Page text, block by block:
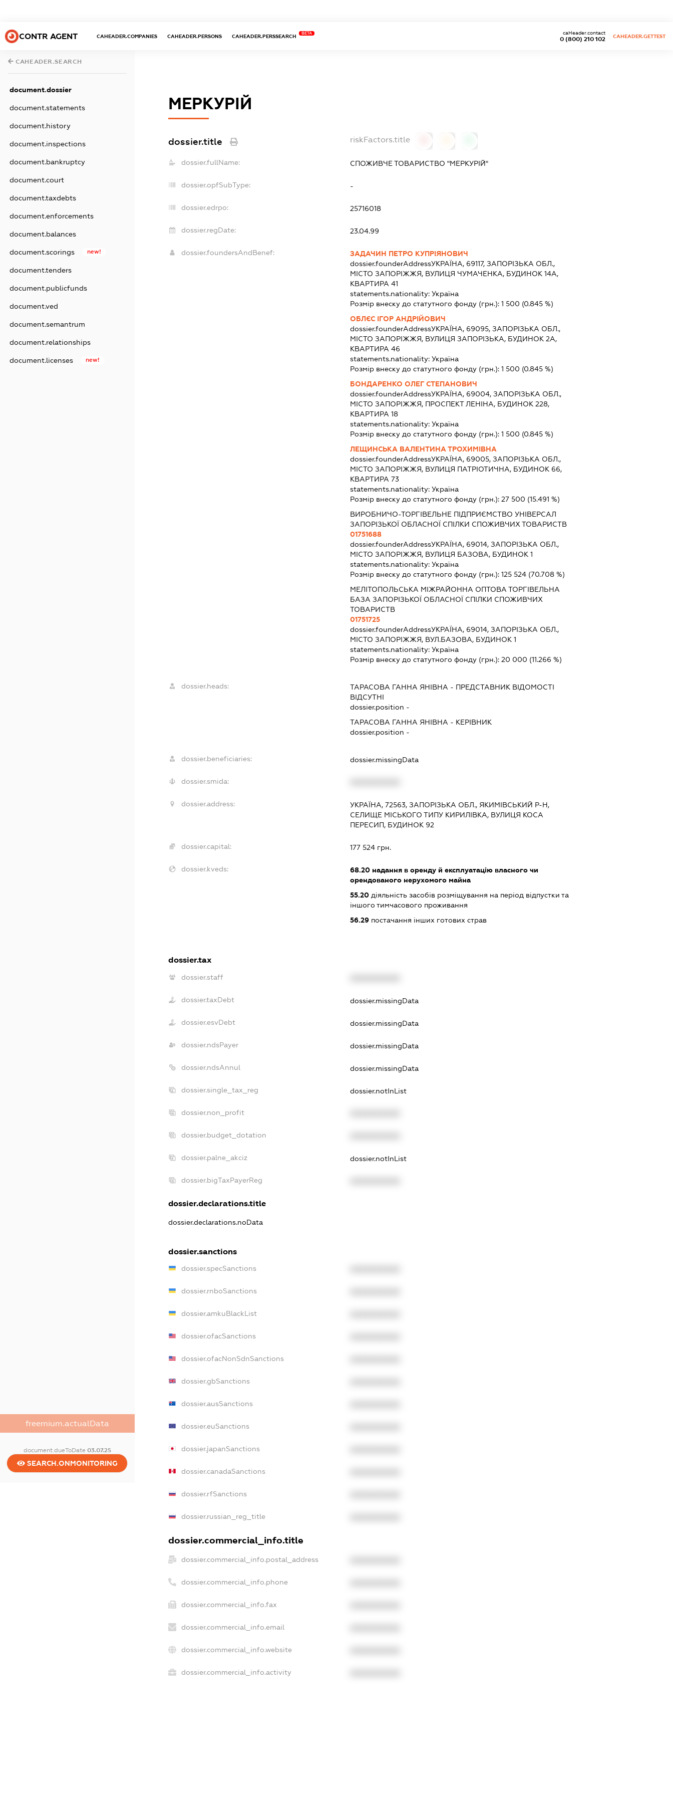
CONTR AGENT CAHEADER.COMPANIES CAHEADER.PERSONS CAHEADER.PERSSEARCH
BETA
0 (800) 210 102
caHeader.contact
CAHEADER.GETTEST
CAHEADER.SEARCH
document.dossier
document.statements
document.history
document.inspections
document.bankruptcy
document.court
document.taxdebts
document.enforcements
document.balances
document.scorings new!
document.tenders
document.publicfunds
document.ved
document.semantrum
document.relationships
document.licenses new!
freemium.actualData
document.dueToDate 03.07.25
SEARCH.ONMONITORING
МЕРКУРІЙ
dossier.title riskFactors.title
dossier.fullName: СПОЖИВЧЕ ТОВАРИСТВО "МЕРКУРІЙ"
dossier.opfSubType: -
dossier.edrpo: 25716018
dossier.regDate: 23.04.99
dossier.foundersAndBenef:
ЗАДАЧИН ПЕТРО КУПРІЯНОВИЧ
dossier.founderAddressУКРАЇНА, 69117, ЗАПОРІЗЬКА ОБЛ.,
МІСТО ЗАПОРІЖЖЯ, ВУЛИЦЯ ЧУМАЧЕНКА, БУДИНОК 14А,
КВАРТИРА 41
statements.nationality: Україна
Розмір внеску до статутного фонду (грн.): 1 500 (0.845 %)
ОБЛЄС ІГОР АНДРІЙОВИЧ
dossier.founderAddressУКРАЇНА, 69095, ЗАПОРІЗЬКА ОБЛ.,
МІСТО ЗАПОРІЖЖЯ, ВУЛИЦЯ ЗАПОРІЗЬКА, БУДИНОК 2А,
КВАРТИРА 46
statements.nationality: Україна
Розмір внеску до статутного фонду (грн.): 1 500 (0.845 %)
БОНДАРЕНКО ОЛЕГ СТЕПАНОВИЧ
dossier.founderAddressУКРАЇНА, 69004, ЗАПОРІЗЬКА ОБЛ.,
МІСТО ЗАПОРІЖЖЯ, ПРОСПЕКТ ЛЕНІНА, БУДИНОК 228,
КВАРТИРА 18
statements.nationality: Україна
Розмір внеску до статутного фонду (грн.): 1 500 (0.845 %)
ЛЕЩИНСЬКА ВАЛЕНТИНА ТРОХИМІВНА
dossier.founderAddressУКРАЇНА, 69005, ЗАПОРІЗЬКА ОБЛ.,
МІСТО ЗАПОРІЖЖЯ, ВУЛИЦЯ ПАТРІОТИЧНА, БУДИНОК 66,
КВАРТИРА 73
statements.nationality: Україна
Розмір внеску до статутного фонду (грн.): 27 500 (15.491 %)
ВИРОБНИЧО-ТОРГІВЕЛЬНЕ ПІДПРИЄМСТВО УНІВЕРСАЛ
ЗАПОРІЗЬКОЇ ОБЛАСНОЇ СПІЛКИ СПОЖИВЧИХ ТОВАРИСТВ
01751688
dossier.founderAddressУКРАЇНА, 69014, ЗАПОРІЗЬКА ОБЛ.,
МІСТО ЗАПОРІЖЖЯ, ВУЛИЦЯ БАЗОВА, БУДИНОК 1
statements.nationality: Україна
Розмір внеску до статутного фонду (грн.): 125 524(70.708 %)
МЕЛІТОПОЛЬСЬКА МІЖРАЙОННА ОПТОВА ТОРГІВЕЛЬНА
БАЗА ЗАПОРІЗЬКОЇ ОБЛАСНОЇ СПІЛКИ СПОЖИВЧИХ
ТОВАРИСТВ
01751725
dossier.founderAddressУКРАЇНА, 69014, ЗАПОРІЗЬКА ОБЛ.,
МІСТО ЗАПОРІЖЖЯ, ВУЛ.БАЗОВА, БУДИНОК 1
statements.nationality: Україна
Розмір внеску до статутного фонду (грн.): 20 000 (11.266 %)
dossier.heads: ТАРАСОВА ГАННА ЯНІВНА - ПРЕДСТАВНИК ВІДОМОСТІ
ВІДСУТНІ
dossier.position -
ТАРАСОВА ГАННА ЯНІВНА - КЕРІВНИК
dossier.position -
dossier.beneficiaries: dossier.missingData
dossier.smida:
dossier.address:
УКРАЇНА, 72563, ЗАПОРІЗЬКА ОБЛ., ЯКИМІВСЬКИЙ Р-Н,
СЕЛИЩЕ МІСЬКОГО ТИПУ КИРИЛІВКА, ВУЛИЦЯ КОСА
ПЕРЕСИП, БУДИНОК 92
dossier.capital: 177 524 грн.
dossier.kveds: 68.20надання в оренду й експлуатацію власного чи
орендованого нерухомого майна
55.20діяльність засобів розміщування на період відпустки та
іншого тимчасового проживання
56.29постачання інших готових страв
dossier.tax
dossier.staff
dossier.taxDebt dossier.missingData
dossier.esvDebt dossier.missingData
dossier.ndsPayer dossier.missingData
dossier.ndsAnnul dossier.missingData
dossier.single_tax_reg dossier.notInList
dossier.non_profit
dossier.budget_dotation
dossier.palne_akciz dossier.notInList
dossier.bigTaxPayerReg
dossier.declarations.title
dossier.declarations.noData
dossier.sanctions
dossier.specSanctions
dossier.rnboSanctions
dossier.amkuBlackList
dossier.ofacSanctions
dossier.ofacNonSdnSanctions
dossier.gbSanctions
dossier.ausSanctions
dossier.euSanctions
dossier.japanSanctions
dossier.canadaSanctions
dossier.rfSanctions
dossier.russian_reg_title
dossier.commercial_info.title
dossier.commercial_info.postal_address
dossier.commercial_info.phone
dossier.commercial_info.fax
dossier.commercial_info.email
dossier.commercial_info.website
dossier.commercial_info.activity